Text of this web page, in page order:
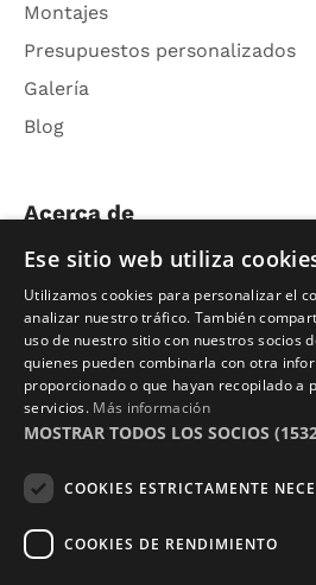
Montajes
Presupuestos personalizados
Galería
Blog
Acerca de
Nosotros
Contacto
Aviso Legal
Política de Privacidad
Términos y Condiciones
Photocalls eventos
Photocall Boda y Novios
Ese sitio web utiliza
Utilizamos cookies para personalizar el
analizar nuestro tráfico. También
uso de nuestro sitio con nuestros socios
quienes pueden combinarla con otra
proporcionado o que hayan recopilado a
servicios. Más información
MOSTRAR TODOS LOS SOCIOS
COOKIES ESTRICTAMENTE
COOKIES DE RENDIMIENTO